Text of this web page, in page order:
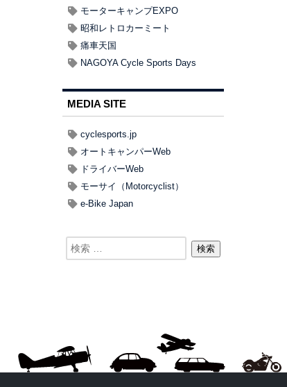
モーターキャンプEXPO
昭和レトロカーミート
痛車天国
NAGOYA Cycle Sports Days
MEDIA SITE
cyclesports.jp
オートキャンパーWeb
ドライバーWeb
モーサイ（Motorcyclist）
e-Bike Japan